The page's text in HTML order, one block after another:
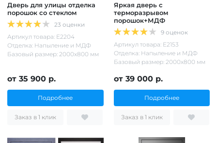
Дверь для улицы отделка
порошок со стеклом
23 оценки
Артикул товара: Е2204
Отделка: Напыление и МДФ
Базовый размер: 2000х800 мм
от 35 900 р.
Подробнее
Заказ в 1 клик
Яркая дверь с
терморазрывом
порошок+МДФ
9 оценок
Артикул товара: Е2153
Отделка: Напыление и МДФ
Базовый размер: 2000х800 мм
от 39 000 р.
Подробнее
Заказ в 1 клик